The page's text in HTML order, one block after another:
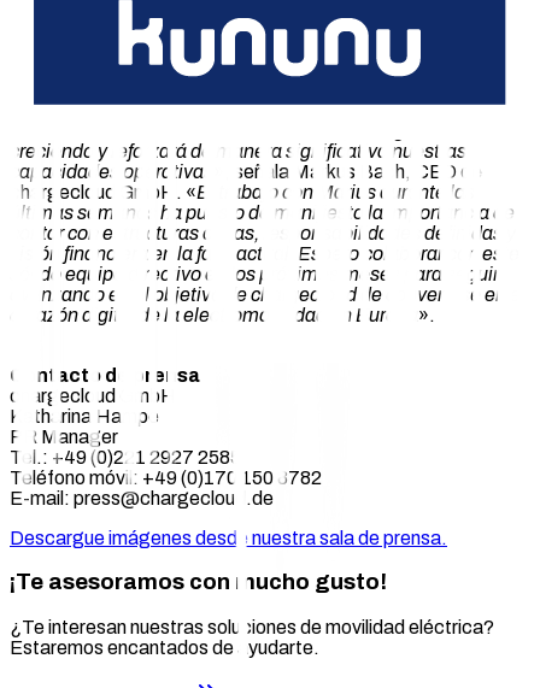
estabilidad económica.
Nos complace dar la bienvenida a Marius Mölders y Oliver
de Oliver en el sector europeo de la infraestructura de recarga
creciendo y reforzará de manera significativa nuestras
capacidades operativas
», señala Markus Bach, CEO de
chargecloud GmbH. «El trabajo con Marius durante las
últimas semanas ha puesto de manifiesto la importancia de
contar con estructuras claras, responsabilidades definidas y
visión financiera en la fase actual. Espero colaborar con este
sólido equipo directivo en los próximos meses para seguir
avanzando en el objetivo de chargecloud de convertirse en el
corazón digital de la electromovilidad en Europa ».
Contacto de prensa
chargecloud GmbH
Katharina Hampe
PR Manager
Tel.: +49 (0)221 2927 2585
Teléfono móvil: +49 (0)170 150 8782
E-mail: press@chargecloud.de
Descargue imágenes desde nuestra sala de prensa.
¡Te asesoramos con mucho gusto!
¿Te interesan nuestras soluciones de movilidad eléctrica?
Estaremos encantados de ayudarte.